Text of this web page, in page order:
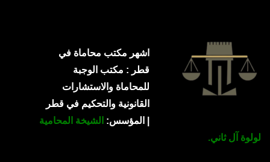
اشهر مكتب محاماة في
قطر : مكتب الوجبة
للمحاماة والاستشارات
القانونية والتحكيم في قطر
| المؤسس: الشيخة المحامية
لولوة آل ثاني.